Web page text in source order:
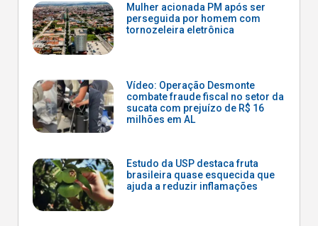
Mulher acionada PM após ser
perseguida por homem com
tornozeleira eletrônica
Vídeo: Operação Desmonte
combate fraude fiscal no setor da
sucata com prejuízo de R$ 16
milhões em AL
Estudo da USP destaca fruta
brasileira quase esquecida que
ajuda a reduzir inflamações